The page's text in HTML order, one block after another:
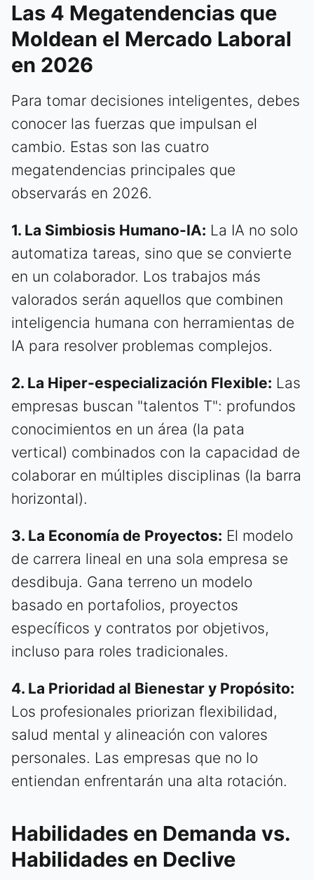
Las 4 Megatendencias que
Moldean el Mercado Laboral
en 2026
Para tomar decisiones inteligentes, debes
conocer las fuerzas que impulsan el
cambio. Estas son las cuatro
megatendencias principales que
observarás en 2026.
1. La Simbiosis Humano-IA: La IA no solo
automatiza tareas, sino que se convierte
en un colaborador. Los trabajos más
valorados serán aquellos que combinen
inteligencia humana con herramientas de
IA para resolver problemas complejos.
2. La Hiper-especialización Flexible: Las
empresas buscan "talentos T": profundos
conocimientos en un área (la pata
vertical) combinados con la capacidad de
colaborar en múltiples disciplinas (la barra
horizontal).
3. La Economía de Proyectos: El modelo
de carrera lineal en una sola empresa se
desdibuja. Gana terreno un modelo
basado en portafolios, proyectos
específicos y contratos por objetivos,
incluso para roles tradicionales.
4. La Prioridad al Bienestar y Propósito:
Los profesionales priorizan flexibilidad,
salud mental y alineación con valores
personales. Las empresas que no lo
entiendan enfrentarán una alta rotación.
Habilidades en Demanda vs.
Habilidades en Declive